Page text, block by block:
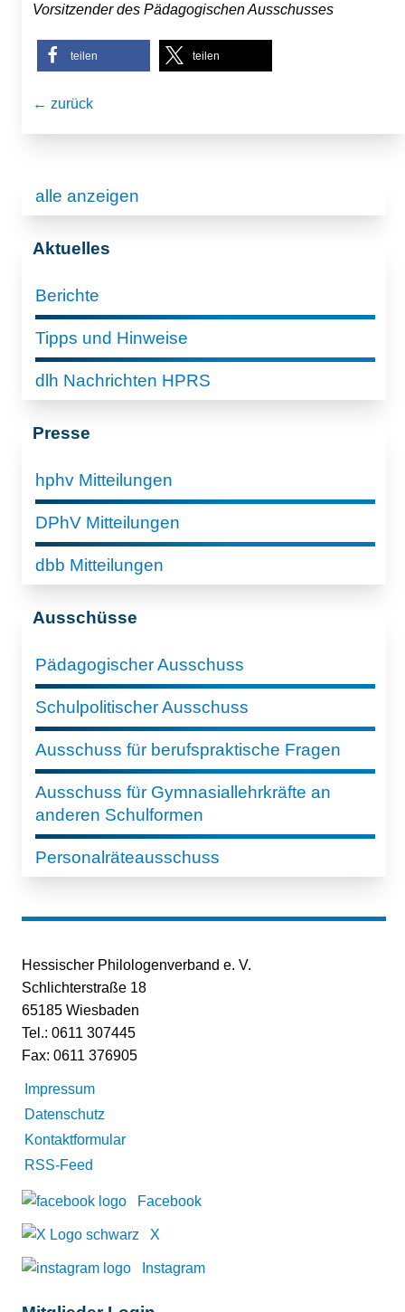
Vorsitzender des Pädagogischen Ausschusses
teilen teilen
← zurück
alle anzeigen
Aktuelles
Berichte
Tipps und Hinweise
dlh Nachrichten HPRS
Presse
hphv Mitteilungen
DPhV Mitteilungen
dbb Mitteilungen
Ausschüsse
Pädagogischer Ausschuss
Schulpolitischer Ausschuss
Ausschuss für berufspraktische Fragen
Ausschuss für Gymnasiallehrkräfte an
anderen Schulformen
Personalräteausschuss
Hessischer Philologenverband e. V.
Schlichterstraße 18
65185 Wiesbaden
Tel.: 0611 307445
Fax: 0611 376905
Impressum
Datenschutz
Kontaktformular
RSS-Feed
Facebook
X
Instagram